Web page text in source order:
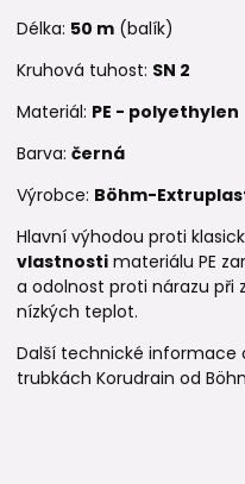
Délka: 50 m (balík)
Kruhová tuhost: SN 2
Materiál: PE - polyethylen
Barva: černá
Výrobce: Böhm-
Hlavní výhodou proti
vlastnosti materiálu PE
a odolnost proti nárazu při
nízkých teplot.
Další technické informace
trubkách Korudrain od